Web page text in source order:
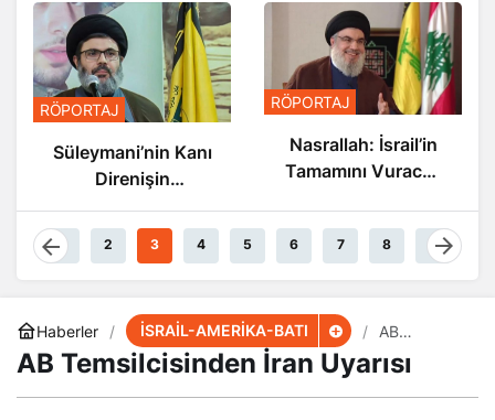
RÖPORTAJ
Süleymani’nin Kanı
Direnişin
Damarlarında
Akıyor
RÖPORTAJ
Nasrallah: İsrail’in
Tamamını Vuracak
1 2 3 4 5 6 7 8 9
Haberler İSRAİL-AMERİKA-BATI
AB
en İran
AB Temsilcisinden İran Uyarısı